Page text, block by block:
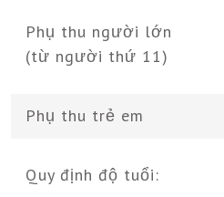
Phụ thu người lớn
(từ người thứ 11)
Phụ thu trẻ em
Quy định độ tuổi: